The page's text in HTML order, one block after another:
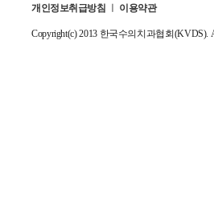
개인정보취급방침 이용약관
Copyright(c) 2013 한국수의치과협회(KVDS).